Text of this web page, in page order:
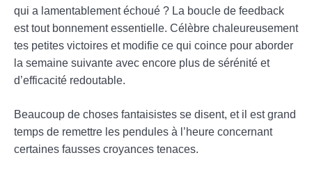
qui a lamentablement échoué ? La boucle de feedback
est tout bonnement essentielle. Célèbre chaleureusement
tes petites victoires et modifie ce qui coince pour aborder
la semaine suivante avec encore plus de sérénité et
d’efficacité redoutable.
Beaucoup de choses fantaisistes se disent, et il est grand
temps de remettre les pendules à l’heure concernant
certaines fausses croyances tenaces.